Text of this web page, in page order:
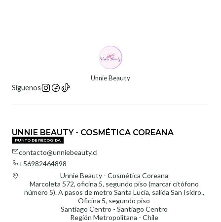
Unnie Beauty
Síguenos
UNNIE BEAUTY - COSMÉTICA COREANA
PUNTO DE RECOGIDA
contacto@unniebeauty.cl
+56982464898
Unnie Beauty - Cosmética Coreana
Marcoleta 572, oficina 5, segundo piso (marcar citófono
número 5). A pasos de metro Santa Lucía, salida San Isidro.,
Oficina 5, segundo piso
Santiago Centro - Santiago Centro
Región Metropolitana - Chile